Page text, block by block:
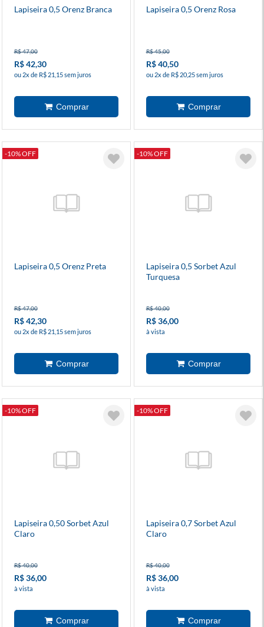
Lapiseira 0,5 Orenz Branca
R$ 47,00
R$ 42,30
ou 2x de R$ 21,15 sem juros
Lapiseira 0,5 Orenz Rosa
R$ 45,00
R$ 40,50
ou 2x de R$ 20,25 sem juros
-10% OFF
Lapiseira 0,5 Orenz Preta
R$ 47,00
R$ 42,30
ou 2x de R$ 21,15 sem juros
-10% OFF
Lapiseira 0,5 Sorbet Azul
Turquesa
R$ 40,00
R$ 36,00
à vista
-10% OFF
Lapiseira 0,50 Sorbet Azul
Claro
R$ 40,00
R$ 36,00
à vista
-10% OFF
Lapiseira 0,7 Sorbet Azul
Claro
R$ 40,00
R$ 36,00
à vista